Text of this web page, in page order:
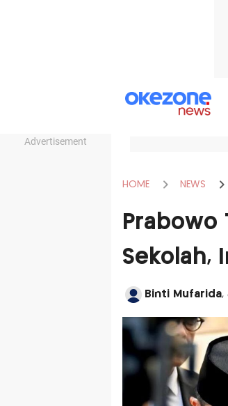
Advertisement
HOME NEWS
Prabowo
Sekolah,
Binti Mufarida,